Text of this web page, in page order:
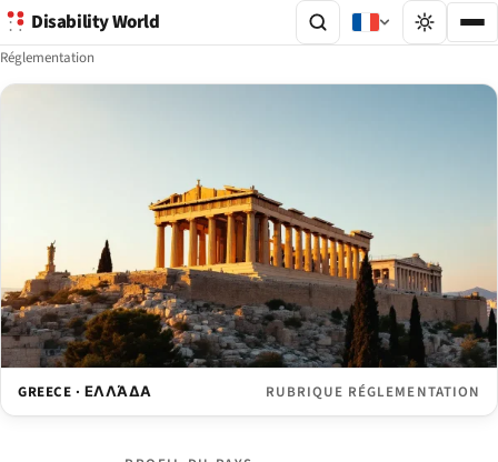
Disability World
Réglementation
GREECE · ΕΛΛΆΔΑ RUBRIQUE RÉGLEMENTATION